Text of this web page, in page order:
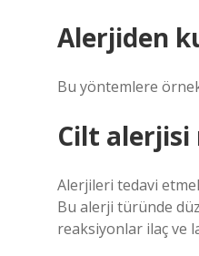
Alerjiden
Bu yöntemlere
Cilt alerjisi
Alerjileri tedavi
Bu alerji türünde
reaksiyonlar ilaç ve